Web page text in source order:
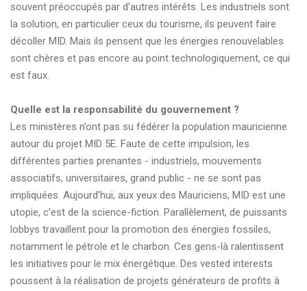
souvent préoccupés par d’autres intérêts. Les industriels sont
la solution, en particulier ceux du tourisme, ils peuvent faire
décoller MID. Mais ils pensent que les énergies renouvelables
sont chères et pas encore au point technologiquement, ce qui
est faux.
Quelle est la responsabilité du gouvernement ?
Les ministères n’ont pas su fédérer la population mauricienne
autour du projet MID 5E. Faute de cette impulsion, les
différentes parties prenantes - industriels, mouvements
associatifs, universitaires, grand public - ne se sont pas
impliquées. Aujourd’hui, aux yeux des Mauriciens, MID est une
utopie, c’est de la science-fiction. Parallèlement, de puissants
lobbys travaillent pour la promotion des énergies fossiles,
notamment le pétrole et le charbon. Ces gens-là ralentissent
les initiatives pour le mix énergétique. Des vested interests
poussent à la réalisation de projets générateurs de profits à